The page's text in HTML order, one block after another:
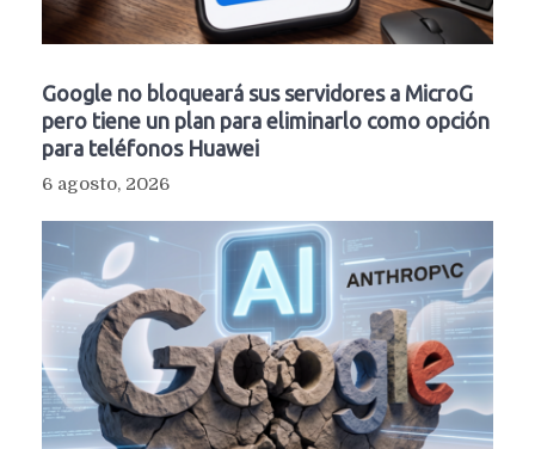
Google no bloqueará sus servidores a MicroG
pero tiene un plan para eliminarlo como opción
para teléfonos Huawei
6 agosto, 2026